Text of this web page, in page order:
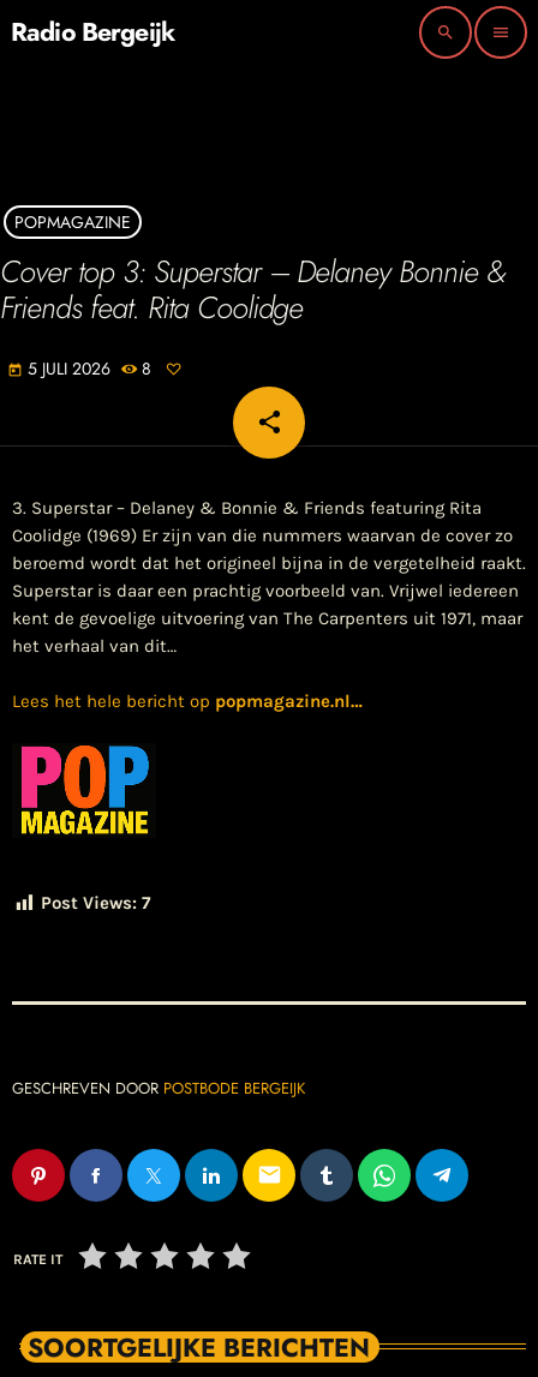
Radio Bergeijk search menu
POPMAGAZINE
Cover top 3: Superstar – Delaney Bonnie &
Friends feat. Rita Coolidge
today 5 JULI 2026 8
share
email
3. Superstar – Delaney & Bonnie & Friends featuring Rita
Coolidge (1969) Er zijn van die nummers waarvan de cover zo
beroemd wordt dat het origineel bijna in de vergetelheid raakt.
Superstar is daar een prachtig voorbeeld van. Vrijwel iedereen
kent de gevoelige uitvoering van The Carpenters uit 1971, maar
het verhaal van dit…
Lees het hele bericht op popmagazine.nl…
Post Views: 7
GESCHREVEN DOOR POSTBODE BERGEIJK
email
RATE IT
SOORTGELIJKE BERICHTEN